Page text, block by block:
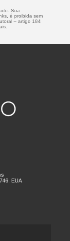
Sua
é proibida sem
– artigo 184
EUA